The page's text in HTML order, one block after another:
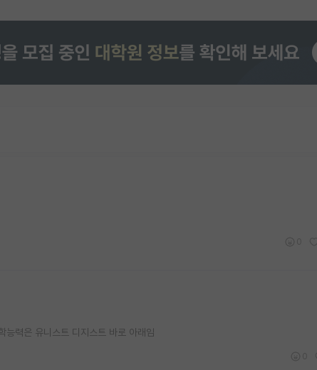
능력은 유니스트 디지스트 바로 아래임